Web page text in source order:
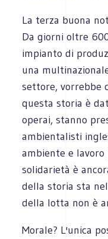
La terza buona
Da giorni oltre
impianto di
una
settore, vorrebbe
questa storia è
operai, stanno
ambientalisti
ambiente e lavoro
solidarietà è
della storia sta
della lotta non è
Morale? L'unica